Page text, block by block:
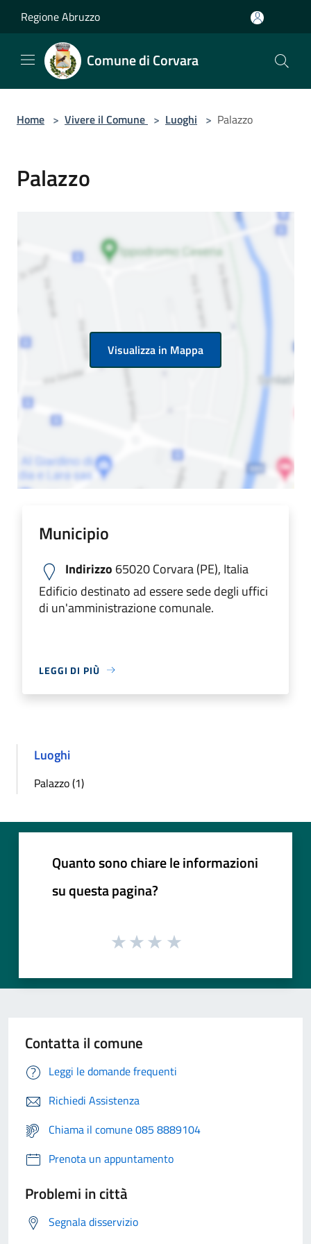
Regione Abruzzo
Comune di Corvara
Home > Vivere il Comune > Luoghi > Palazzo
Palazzo
Visualizza in Mappa
Municipio
Indirizzo 65020 Corvara (PE), Italia
Edificio destinato ad essere sede degli uffici
di un'amministrazione comunale.
LEGGI DI PIÙ
Luoghi
Palazzo (1)
Quanto sono chiare le informazioni
su questa pagina?
Contatta il comune
Leggi le domande frequenti
Richiedi Assistenza
Chiama il comune 085 8889104
Prenota un appuntamento
Problemi in città
Segnala disservizio